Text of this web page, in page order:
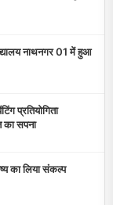
नाथनगर 01 में हुआ
प्रतियोगिता
का सपना
का लिया संकल्प